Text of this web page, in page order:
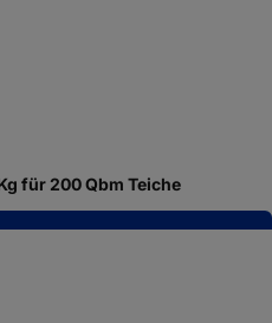
für 200 Qbm Teiche